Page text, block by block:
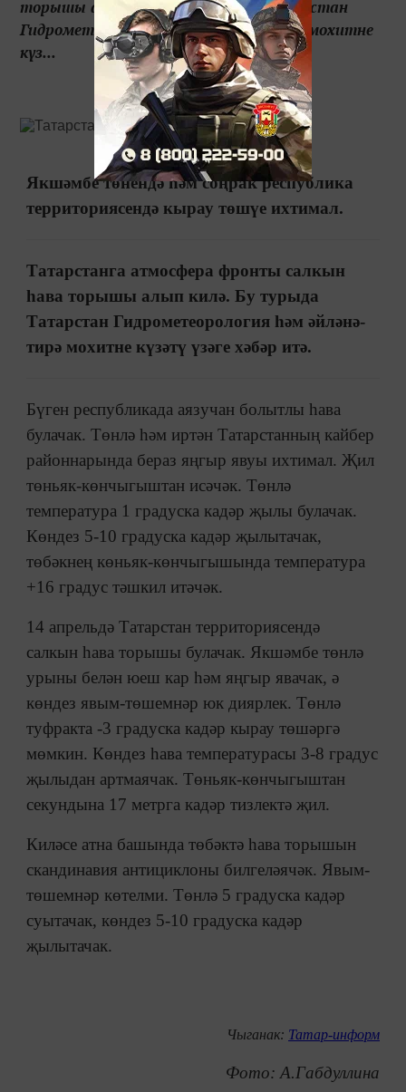
торышы алып килә. Бу турыда Татарстан
Гидрометеорология һәм әйләнә-тирә мохитне
күз...
Якшәмбе төнендә һәм соңрак республика
территориясендә кырау төшүе ихтимал.
Татарстанга атмосфера фронты салкын
һава торышы алып килә. Бу турыда
Татарстан Гидрометеорология һәм әйләнә-
тирә мохитне күзәтү үзәге хәбәр итә.
Бүген республикада аязучан болытлы һава
булачак. Төнлә һәм иртән Татарстанның кайбер
районнарында бераз яңгыр явуы ихтимал. Җил
төньяк-көнчыгыштан исәчәк. Төнлә
температура 1 градуска кадәр җылы булачак.
Көндез 5-10 градуска кадәр җылытачак,
төбәкнең көньяк-көнчыгышында температура
+16 градус тәшкил итәчәк.
14 апрельдә Татарстан территориясендә
салкын һава торышы булачак. Якшәмбе төнлә
урыны белән юеш кар һәм яңгыр явачак, ә
көндез явым-төшемнәр юк диярлек. Төнлә
туфракта -3 градуска кадәр кырау төшәргә
мөмкин. Көндез һава температурасы 3-8 градус
җылыдан артмаячак. Төньяк-көнчыгыштан
секундына 17 метрга кадәр тизлектә җил.
Киләсе атна башында төбәктә һава торышын
скандинавия антициклоны билгеләячәк. Явым-
төшемнәр көтелми. Төнлә 5 градуска кадәр
суытачак, көндез 5-10 градуска кадәр
җылытачак.
Чыганак: Татар-информ
Фото: А.Габдуллина